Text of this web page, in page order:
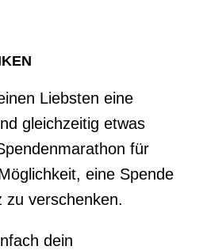
Liebsten eine
gleichzeitig etwas
für
eine Spende
zu verschenken.
dein